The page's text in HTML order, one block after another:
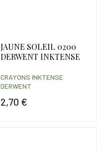
JAUNE SOLEIL 0200
DERWENT INKTENSE
2,70 €
CRAYONS INKTENSE
DERWENT